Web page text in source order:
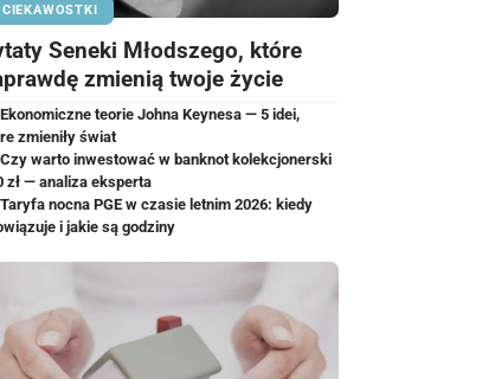
CIEKAWOSTKI
Seneki Młodszego, które
zmienią twoje życie
Ekonomiczne teorie Johna Keynesa — 5 idei,
zmieniły świat
Czy warto inwestować w banknot kolekcjonerski
zł — analiza eksperta
Taryfa nocna PGE w czasie letnim 2026: kiedy
i jakie są godziny